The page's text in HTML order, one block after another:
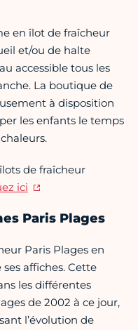
en îlot de fraîcheur
et/ou de halte
accessible tous les
La boutique de
à disposition
les enfants le temps
de fraîcheur
ici
Paris Plages
Paris Plages en
affiches. Cette
les différentes
de 2002 à ce jour,
l’évolution de